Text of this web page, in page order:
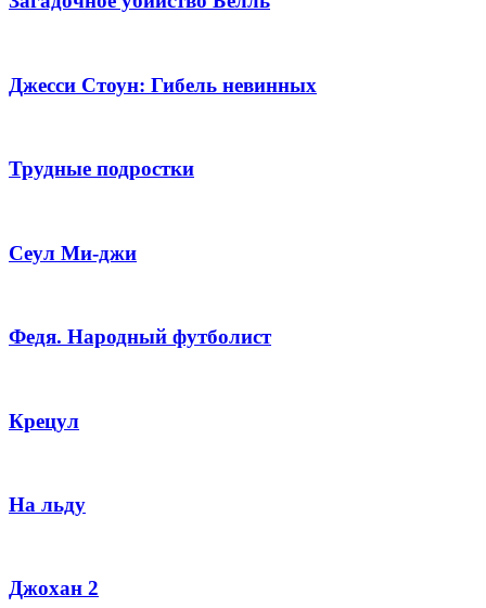
Джесси Стоун: Гибель невинных
Трудные подростки
Сеул Ми-джи
Федя. Народный футболист
Крецул
На льду
Джохан 2